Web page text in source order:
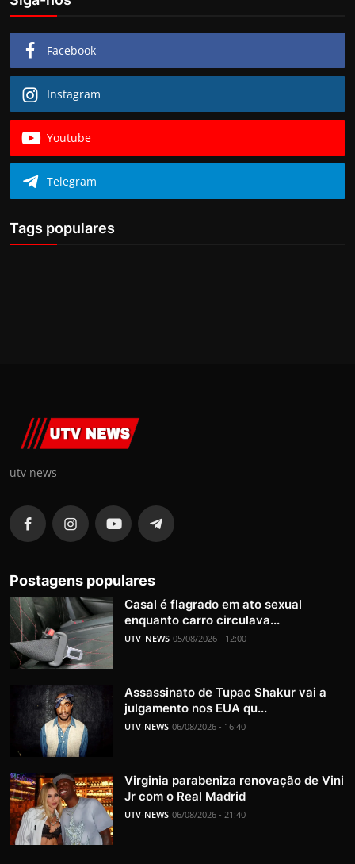
Facebook
Instagram
Youtube
Telegram
Tags populares
utv news
Postagens populares
Casal é flagrado em ato sexual
enquanto carro circulava...
UTV_NEWS 05/08/2026 - 12:00
Assassinato de Tupac Shakur vai a
julgamento nos EUA qu...
UTV-NEWS 06/08/2026 - 16:40
Virginia parabeniza renovação de Vini
Jr com o Real Madrid
UTV-NEWS 06/08/2026 - 21:40